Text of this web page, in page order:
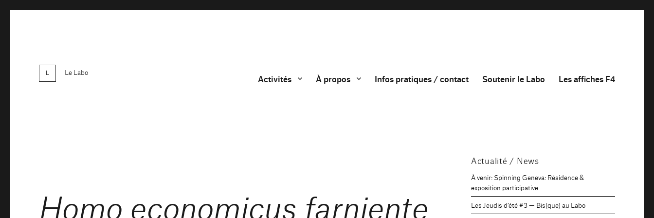
Le Labo
Activités À propos Infos pratiques / contact Soutenir le Labo Les affiches F4
Homo economicus farniente
Actualité / News
À venir: Spinning Geneva: Résidence &
exposition participative
Les Jeudis d’été #3 — Bis(que) au Labo